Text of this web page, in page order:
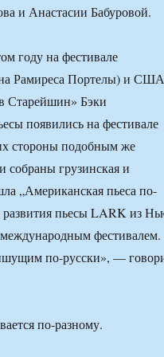
и Анастасии Бабуровой.
году на фестивале
Рамиреса Портелы) и США
Старейшин» Бэки
появились на фестивале
стороны подобным же
собраны грузинская и
„Американская пьеса по-
пьесы LARK из
фестивалем.
по-русски», —
по-разному.